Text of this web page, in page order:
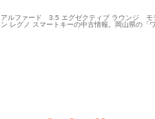
アルファード 3.5 エグゼクティブ ラウンジ モ
ン レグノ スマートキーの中古情報。岡山県の「